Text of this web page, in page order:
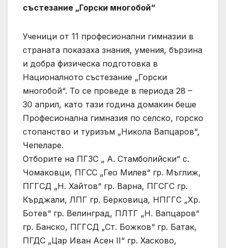
състезание „Горски многобой“
Ученици от 11 професионални гимназии в
страната показаха знания, умения, бързина
и добра физическа подготовка в
Националното състезание „Горски
многобой“. То се проведе в периода 28 –
30 април, като тази година домакин беше
Професионална гимназия по селско, горско
стопанство и туризъм „Никола Вапцаров“,
Чепеларе.
Отборите на ПГЗС „ А. Стамболийски“ с.
Чомаковци, ПГСС „Гео Милев“ гр. Мъглиж,
ПГГСД „Н. Хайтов“ гр. Варна, ПГСГС гр.
Кърджали, ЛПГ гр. Берковица, НПГГС „Хр.
Ботев“ гр. Велинград, ПЛТГ „Н. Вапцаров“
гр. Банско, ПГГСД „Ст. Божков“ гр. Батак,
ПГДС „Цар Иван Асен II“ гр. Хасково,